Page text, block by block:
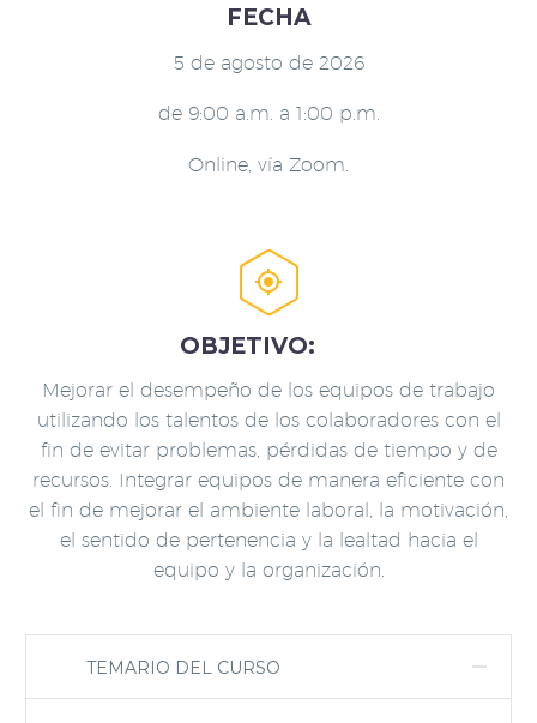
FECHA
5 de agosto de 2026
de 9:00 a.m. a 1:00 p.m.
Online, vía Zoom.


OBJETIVO:
Mejorar el desempeño de los equipos de trabajo
utilizando los talentos de los colaboradores con el
fin de evitar problemas, pérdidas de tiempo y de
recursos. Integrar equipos de manera eficiente con
el fin de mejorar el ambiente laboral, la motivación,
el sentido de pertenencia y la lealtad hacia el
equipo y la organización.
TEMARIO DEL CURSO